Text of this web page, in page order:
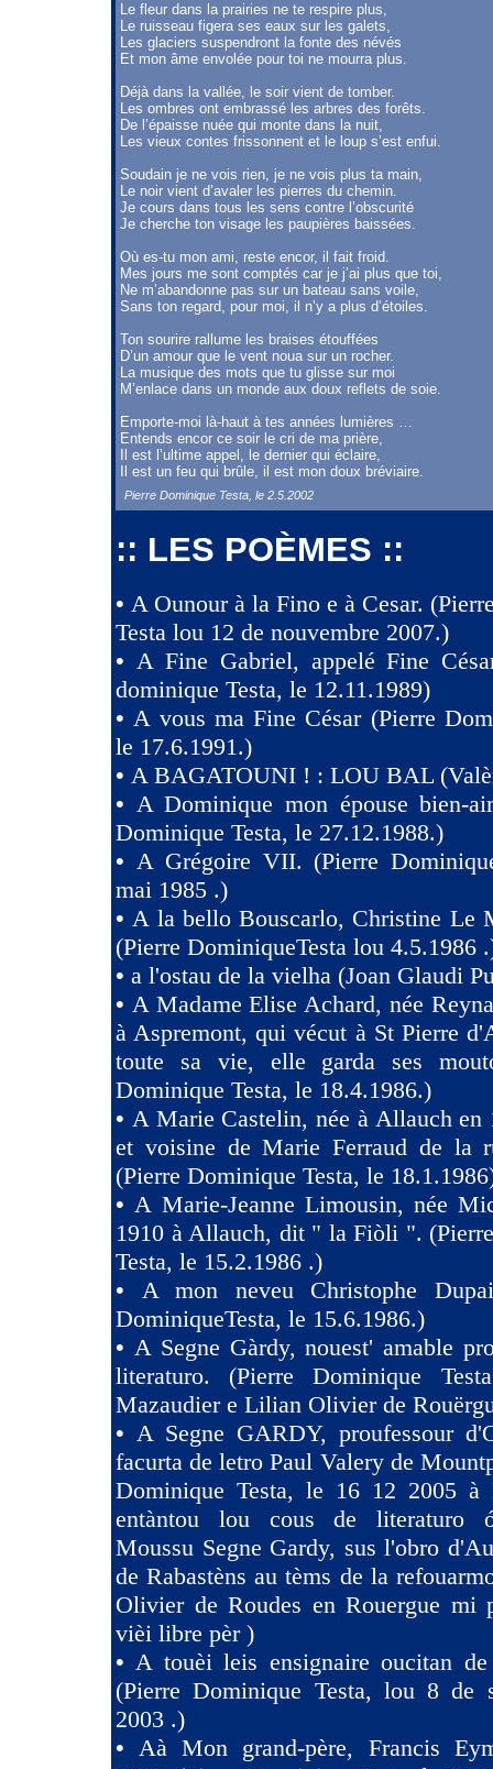
Le fleur dans la prairies ne te respire plus,
Le ruisseau figera ses eaux sur les galets,
Les glaciers suspendront la fonte des névés
Et mon âme envolée pour toi ne mourra plus.
Déjà dans la vallée, le soir vient de tomber.
Les ombres ont embrassé les arbres des forêts.
De l’épaisse nuée qui monte dans la nuit,
Les vieux contes frissonnent et le loup s’est enfui.
Soudain je ne vois rien, je ne vois plus ta main,
Le noir vient d’avaler les pierres du chemin.
Je cours dans tous les sens contre l’obscurité
Je cherche ton visage les paupières baissées.
Où es-tu mon ami, reste encor, il fait froid.
Mes jours me sont comptés car je j’ai plus que toi,
Ne m’abandonne pas sur un bateau sans voile,
Sans ton regard, pour moi, il n’y a plus d’étoiles.
Ton sourire rallume les braises étouffées
D’un amour que le vent noua sur un rocher.
La musique des mots que tu glisse sur moi
M’enlace dans un monde aux doux reflets de soie.
Emporte-moi là-haut à tes années lumières …
Entends encor ce soir le cri de ma prière,
Il est l’ultime appel, le dernier qui éclaire,
Il est un feu qui brûle, il est mon doux bréviaire.
Pierre Dominique Testa, le 2.5.2002
:: LES POÈMES ::
• A Ounour à la Fino e à Cesar.
Testa lou 12 de nouvembre 2007.)
• A Fine Gabriel, appelé Fine
dominique Testa, le 12.11.1989)
•A vous ma Fine César (Pierre
le 17.6.1991.)
• A BAGATOUNI ! : LOU BAL
• A Dominique mon épouse bien-
Dominique Testa, le 27.12.1988.)
• A Grégoire VII. (Pierre
mai 1985 .)
•A la bello Bouscarlo, Christine Le
(Pierre DominiqueTesta lou 4.5.1986
• a l'ostau de la vielha (Joan Glaudi
• A Madame Elise Achard, née
à Aspremont, qui vécut à St Pierre
toute sa vie, elle garda ses
Dominique Testa, le 18.4.1986.)
• A Marie Castelin, née à Allauch en
et voisine de Marie Ferraud de la
(Pierre Dominique Testa, le
•A Marie-Jeanne Limousin, née
1910 à Allauch, dit " la Fiòli ".
Testa, le 15.2.1986 .)
• A mon neveu Christophe
DominiqueTesta, le 15.6.1986.)
• A Segne Gàrdy, nouest' amable
literaturo. (Pierre Dominique
Mazaudier e Lilian Olivier de
• A Segne GARDY, proufessour
facurta de letro Paul Valery de
Dominique Testa, le 16 12 2005 à
entàntou lou cous de literaturo
Moussu Segne Gardy, sus l'obro
de Rabastèns au tèms de la
Olivier de Roudes en Rouergue mi
vièi libre pèr )
•A touèi leis ensignaire oucitan
(Pierre Dominique Testa, lou 8 de
2003 .)
•Aà Mon grand-père, Francis